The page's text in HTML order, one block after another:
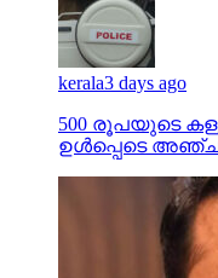
kerala3 days ago
500 രൂപയുടെ
ഉള്‍പ്പെടെ